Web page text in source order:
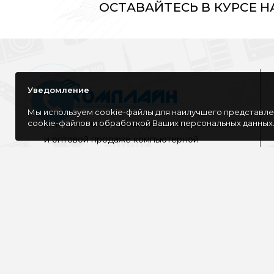
ОСТАВАЙТЕСЬ В КУРСЕ
Компания специализируется на розничной
и оптовой продаже компьютерной
Уведомление
Мы используем cookie-файлы для наилучшего
cookie-файлов и обработкой Ваших персональных данных.